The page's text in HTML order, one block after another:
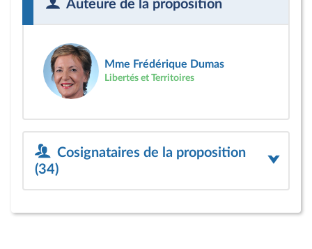
Auteure de la proposition
Mme Frédérique Dumas
Libertés et Territoires
Cosignataires de la proposition
(34)